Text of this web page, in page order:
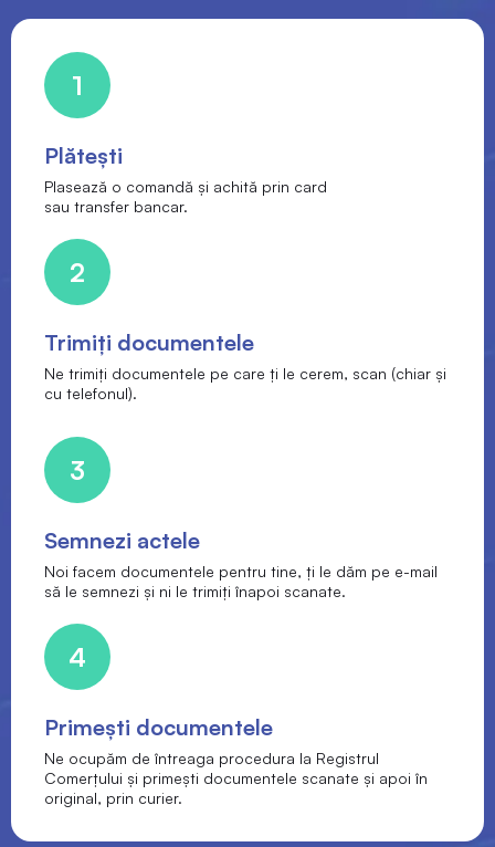
1
Plătești
Plasează o comandă și achită prin card
sau transfer bancar.
2
Trimiți documentele
Ne trimiți documentele pe care ți le cerem, scan (chiar și
cu telefonul).
3
Semnezi actele
Noi facem documentele pentru tine, ți le dăm pe e-mail
să le semnezi și ni le trimiți înapoi scanate.
4
Primești documentele
Ne ocupăm de întreaga procedura la Registrul
Comerțului și primești documentele scanate și apoi în
original, prin curier.